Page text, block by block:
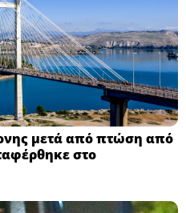
μετά από πτώση από
στο